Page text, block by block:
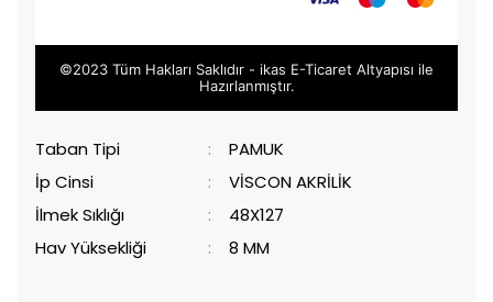
©2023 Tüm Hakları Saklıdır - ikas E-Ticaret Altyapısı ile
Hazırlanmıştır.
Taban Tipi :
PAMUK
İp Cinsi
:
VİSCON AKRİLİK
İlmek Sıklığı
:
48X127
Hav Yüksekliği
: 8 MM